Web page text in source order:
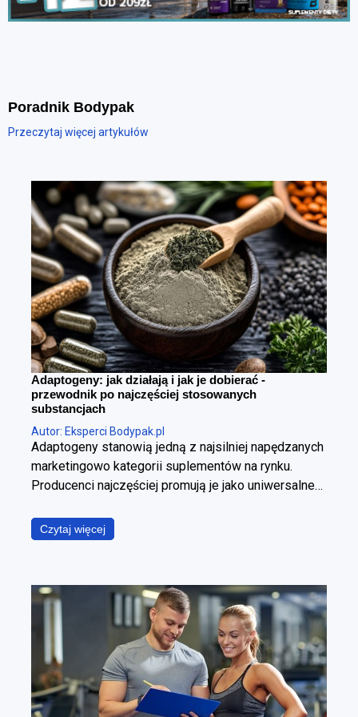
Poradnik Bodypak
Przeczytaj więcej artykułów
Adaptogeny: jak działają i jak je dobierać -
przewodnik po najczęściej stosowanych
substancjach
Autor: Eksperci Bodypak.pl
Adaptogeny stanowią jedną z najsilniej napędzanych
marketingowo kategorii suplementów na rynku.
Producenci najczęściej promują je jako uniwersalne
snu, wzrost poziomu energii, wyostrzenie
koncentracji, redukcję stresu oraz wzmocnienie
to jednak założenie błędne. Poszczególne
adaptogeny wyraźnie różnią się od siebie
mechanizmem działania, ich skuteczność zależy od
specyficznego kontekstu stosowania, a jakość
dostępnych na rynku produktów pozostaje skrajnie
nierówna. Poniższy raport ma za zadanie
usystematyzować wiedzę i odpowiedzieć na trzy
Czytaj więcej